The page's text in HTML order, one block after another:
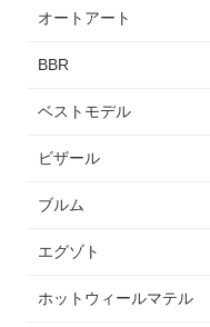
オートアート
BBR
ベストモデル
ビザール
ブルム
エグゾト
ホットウィールマテル